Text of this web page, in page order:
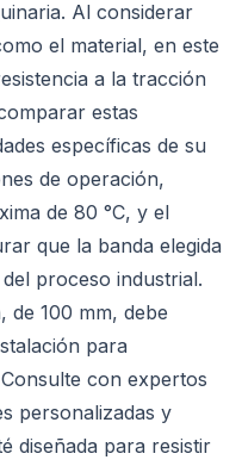
Al considerar
el material, en este
a la tracción
estas
específicas de su
de operación,
de 80 °C, y el
que la banda elegida
proceso industrial.
de 100 mm, debe
para
con expertos
personalizadas y
diseñada para resistir